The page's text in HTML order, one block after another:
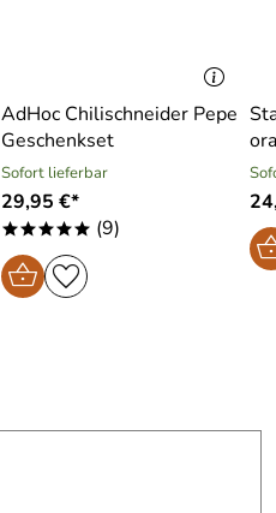
AdHoc Chilischneider Pepe
Geschenkset
Sofort lieferbar
29,95 €*
***** (9)